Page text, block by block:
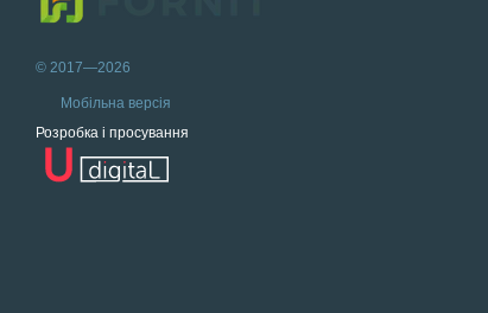
© 2017—2026
Мобільна версія
Розробка і просування